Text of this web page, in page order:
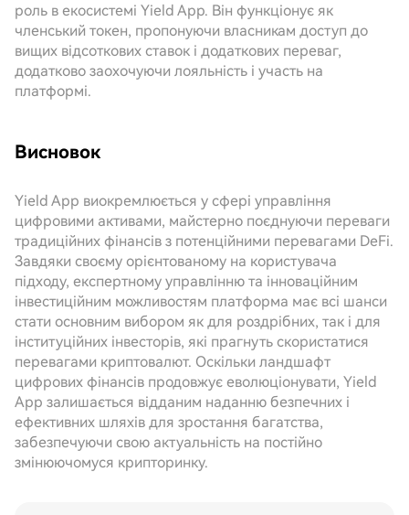
роль в екосистемі Yield App. Він функціонує як
членський токен, пропонуючи власникам доступ до
вищих відсоткових ставок і додаткових переваг,
додатково заохочуючи лояльність і участь на
платформі.
Висновок
Yield App виокремлюється у сфері управління
цифровими активами, майстерно поєднуючи переваги
традиційних фінансів з потенційними перевагами DeFi.
Завдяки своєму орієнтованому на користувача
підходу, експертному управлінню та інноваційним
інвестиційним можливостям платформа має всі шанси
стати основним вибором як для роздрібних, так і для
інституційних інвесторів, які прагнуть скористатися
перевагами криптовалют. Оскільки ландшафт
цифрових фінансів продовжує еволюціонувати, Yield
App залишається відданим наданню безпечних і
ефективних шляхів для зростання багатства,
забезпечуючи свою актуальність на постійно
змінюючомуся крипторинку.